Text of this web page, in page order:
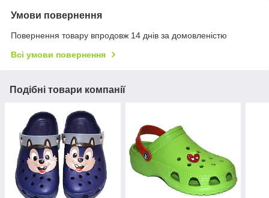
Умови повернення
Повернення товару впродовж 14 днів за домовленістю
Всі умови повернення
Подібні товари компанії